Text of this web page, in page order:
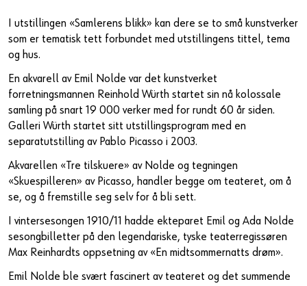
I utstillingen «Samlerens blikk» kan dere se to små kunstverker
som er tematisk tett forbundet med utstillingens tittel, tema
og hus.
En akvarell av Emil Nolde var det kunstverket
forretningsmannen Reinhold Würth startet sin nå kolossale
samling på snart 19 000 verker med for rundt 60 år siden.
Galleri Würth startet sitt utstillingsprogram med en
separatutstilling av Pablo Picasso i 2003.
Akvarellen «Tre tilskuere» av Nolde og tegningen
«Skuespilleren» av Picasso, handler begge om teateret, om å
se, og å fremstille seg selv for å bli sett.
I vintersesongen 1910/11 hadde ekteparet Emil og Ada Nolde
sesongbilletter på den legendariske, tyske teaterregissøren
Max Reinhardts oppsetning av «En midtsommernatts drøm».
Emil Nolde ble svært fascinert av teateret og det summende